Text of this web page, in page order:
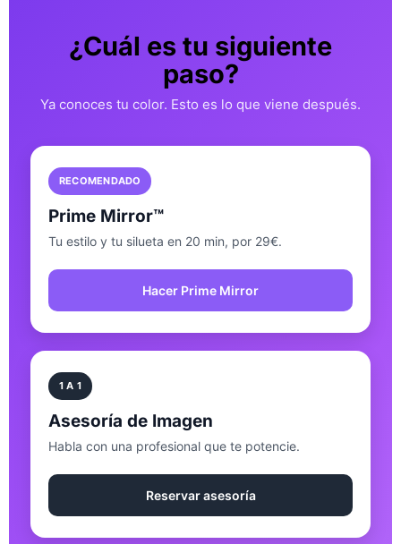
¿Cuál es tu siguiente
paso?
Ya conoces tu color. Esto es lo que viene después.
RECOMENDADO
Prime Mirror™
Tu estilo y tu silueta en 20 min, por 29€.
Hacer Prime Mirror
1 A 1
Asesoría de Imagen
Habla con una profesional que te potencie.
Reservar asesoría